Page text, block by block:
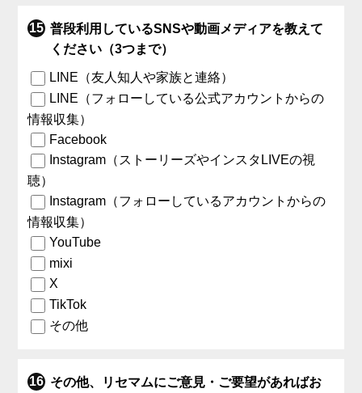
普段利用しているSNSや動画メディアを教えて
ください（3つまで）
LINE（友人知人や家族と連絡）
LINE（フォローしている公式アカウントからの
情報収集）
Facebook
Instagram（ストーリーズやインスタLIVEの視
聴）
Instagram（フォローしているアカウントからの
情報収集）
YouTube
mixi
X
TikTok
その他
その他、リセマムにご意見・ご要望があればお